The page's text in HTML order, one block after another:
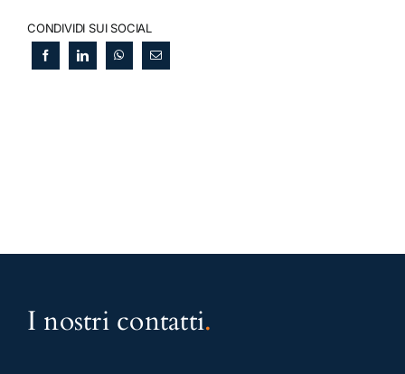
CONDIVIDI SUI SOCIAL
I nostri contatti.